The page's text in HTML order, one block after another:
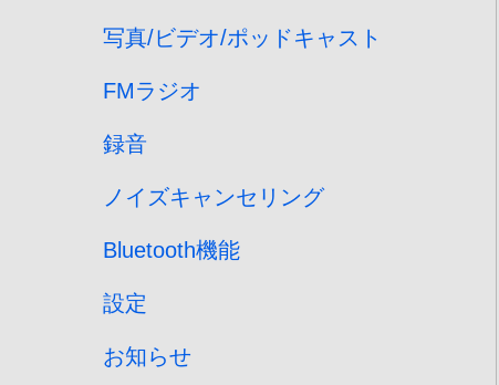
写真/ビデオ/ポッドキャスト
FMラジオ
録音
ノイズキャンセリング
Bluetooth機能
設定
お知らせ